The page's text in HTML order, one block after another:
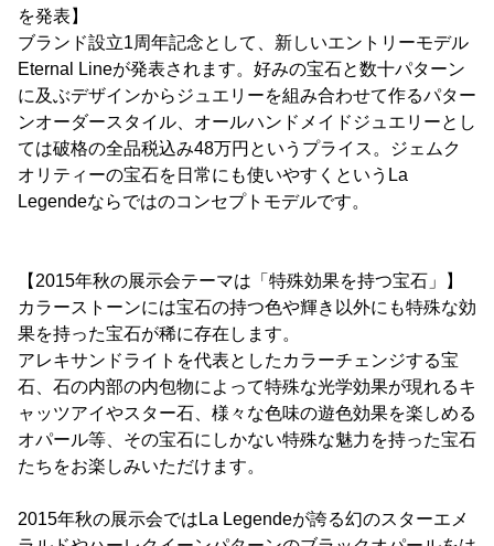
を発表】
ブランド設立1周年記念として、新しいエントリーモデル
Eternal Lineが発表されます。好みの宝石と数十パターン
に及ぶデザインからジュエリーを組み合わせて作るパター
ンオーダースタイル、オールハンドメイドジュエリーとし
ては破格の全品税込み48万円というプライス。ジェムク
オリティーの宝石を日常にも使いやすくというLa
Legendeならではのコンセプトモデルです。
【2015年秋の展示会テーマは「特殊効果を持つ宝石」】
カラーストーンには宝石の持つ色や輝き以外にも特殊な効
果を持った宝石が稀に存在します。
アレキサンドライトを代表としたカラーチェンジする宝
石、石の内部の内包物によって特殊な光学効果が現れるキ
ャッツアイやスター石、様々な色味の遊色効果を楽しめる
オパール等、その宝石にしかない特殊な魅力を持った宝石
たちをお楽しみいただけます。
2015年秋の展示会ではLa Legendeが誇る幻のスターエメ